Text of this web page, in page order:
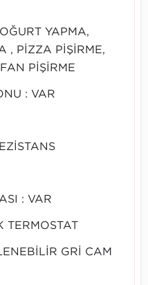
YAPMA,
, PİZZA PİŞİRME,
PİŞİRME
: VAR
: VAR
TERMOSTAT
GRİ CAM